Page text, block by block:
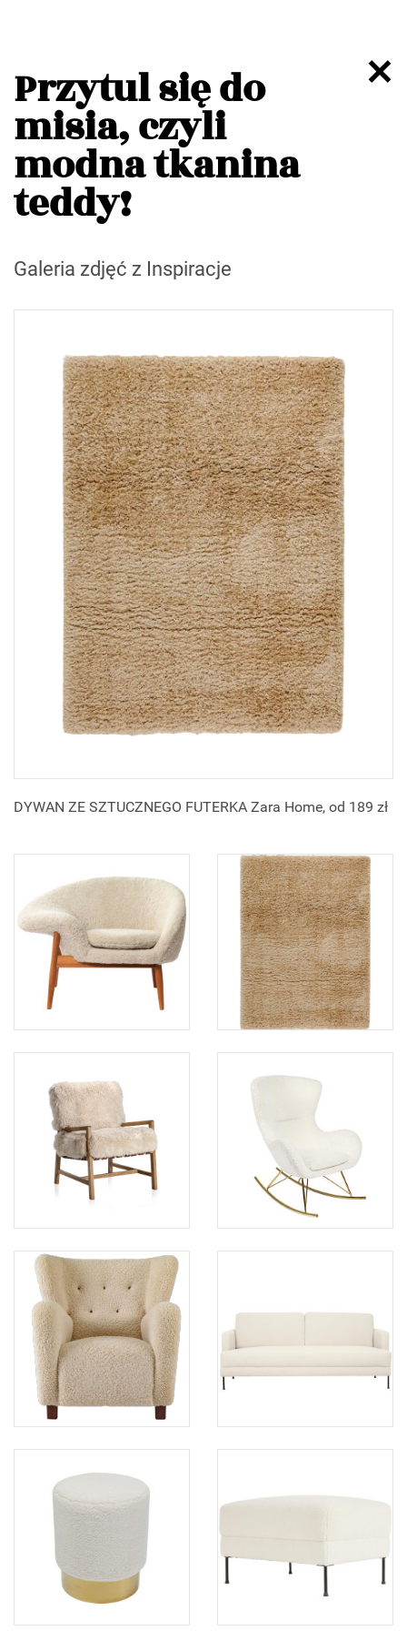
Przytul się do
misia, czyli
modna tkanina
teddy!
Galeria zdjęć z Inspiracje
DYWAN ZE SZTUCZNEGO FUTERKA Zara Home, od 189 zł